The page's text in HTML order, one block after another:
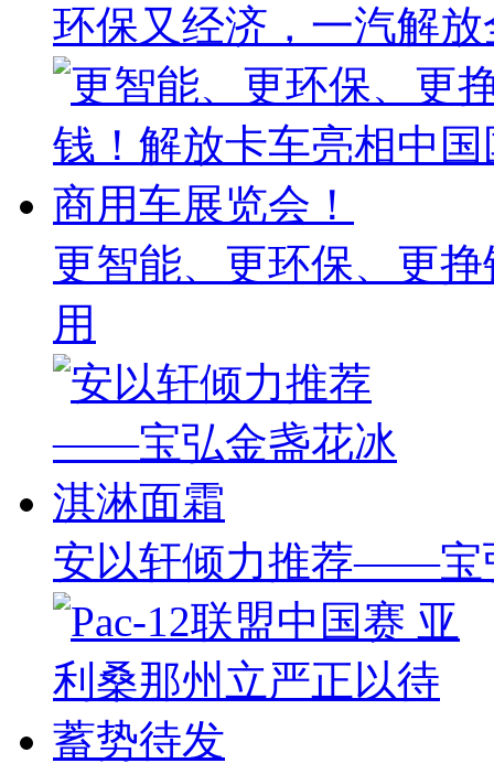
环保又经济，一汽解
更智能、更环保、更
用
安以轩倾力推荐——宝